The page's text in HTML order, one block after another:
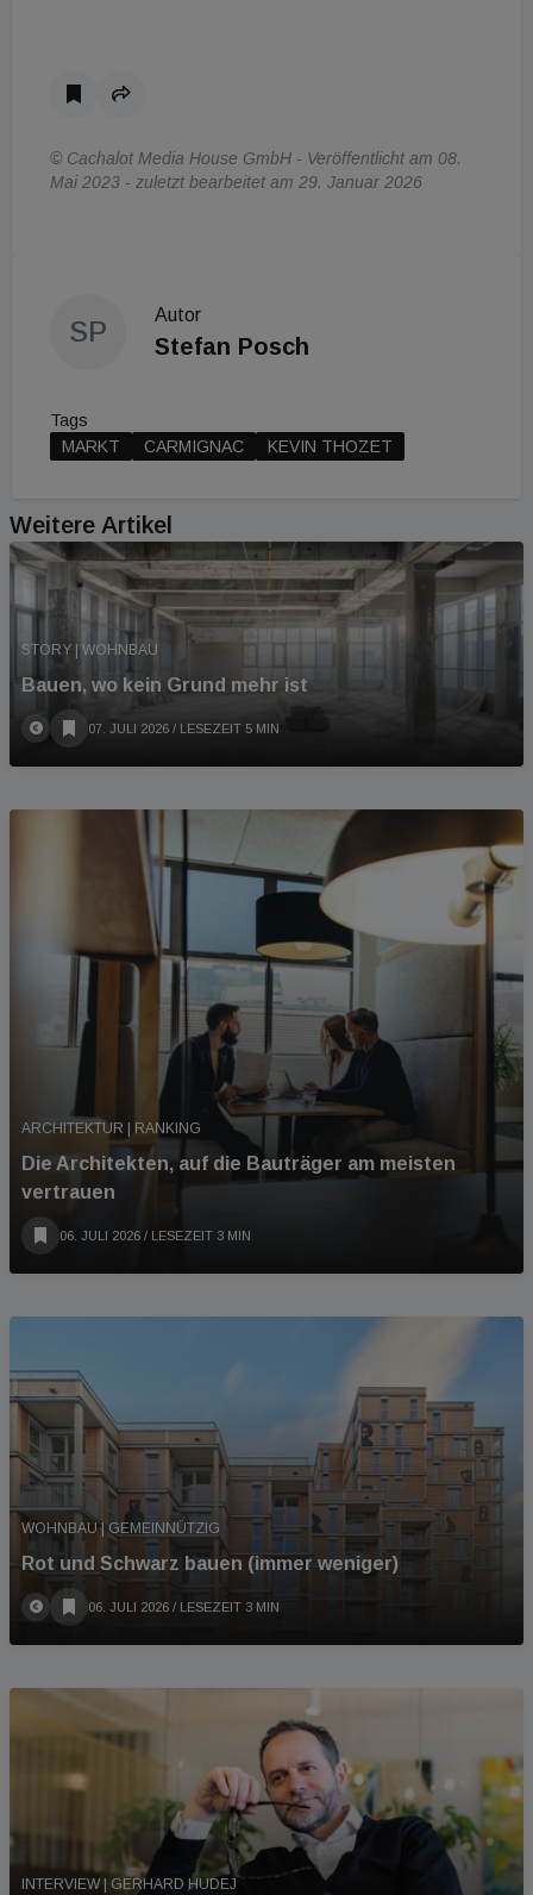
© Cachalot Media House GmbH - Veröffentlicht am 08.
Mai 2023 - zuletzt bearbeitet am 29. Januar 2026
SP
Autor
Stefan Posch
Tags
MARKT
CARMIGNAC KEVIN THOZET
Weitere Artikel
STORY | WOHNBAU
Bauen, wo kein Grund mehr ist
07. JULI 2026 / LESEZEIT 5 MIN
ARCHITEKTUR | RANKING
Die Architekten, auf die Bauträger am meisten
vertrauen
06. JULI 2026 / LESEZEIT 3 MIN
WOHNBAU | GEMEINNÜTZIG
Rot und Schwarz bauen (immer weniger)
06. JULI 2026 / LESEZEIT 3 MIN
INTERVIEW | GERHARD HUDEJ